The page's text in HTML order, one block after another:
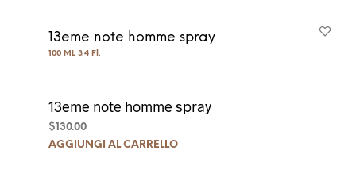
13eme note homme spray
100 ML 3.4 Fl.
13eme note homme spray
$130.00
AGGIUNGI AL CARRELLO